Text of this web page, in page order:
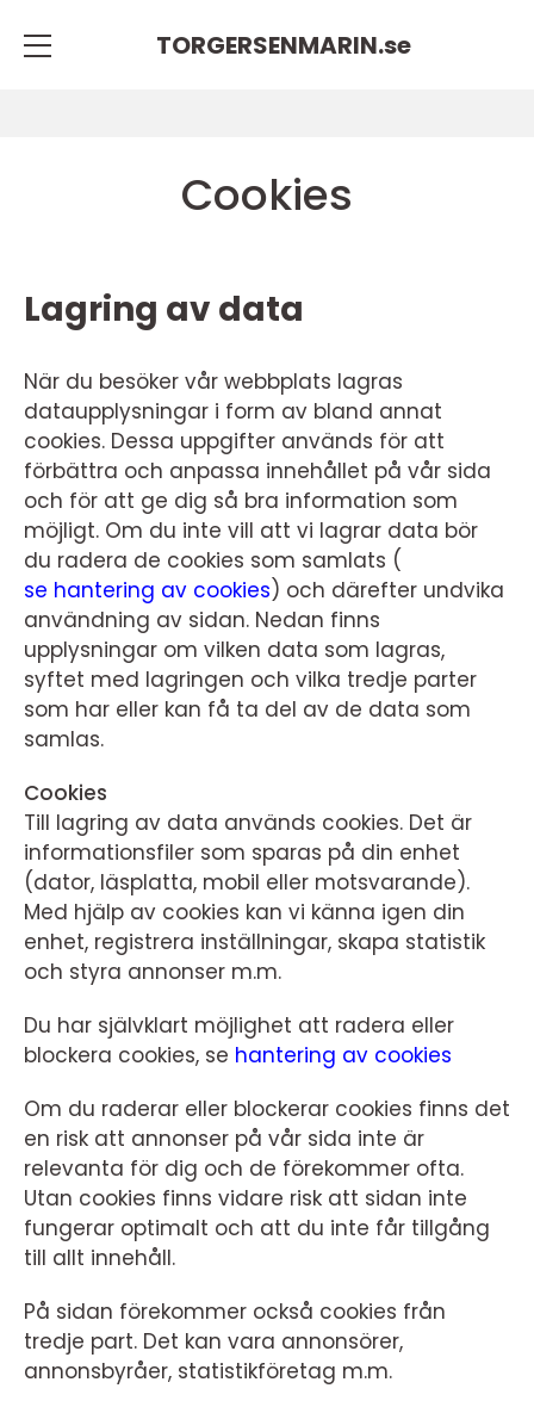
TORGERSENMARIN.se
Cookies
Lagring av data
När du besöker vår webbplats lagras
dataupplysningar i form av bland annat
cookies. Dessa uppgifter används för att
förbättra och anpassa innehållet på vår sida
och för att ge dig så bra information som
möjligt. Om du inte vill att vi lagrar data bör
du radera de cookies som samlats (
se hantering av cookies) och därefter undvika
användning av sidan. Nedan finns
upplysningar om vilken data som lagras,
syftet med lagringen och vilka tredje parter
som har eller kan få ta del av de data som
samlas.
Cookies
Till lagring av data används cookies. Det är
informationsfiler som sparas på din enhet
(dator, läsplatta, mobil eller motsvarande).
Med hjälp av cookies kan vi känna igen din
enhet, registrera inställningar, skapa statistik
och styra annonser m.m.
Du har självklart möjlighet att radera eller
blockera cookies, se hantering av cookies
Om du raderar eller blockerar cookies finns det
en risk att annonser på vår sida inte är
relevanta för dig och de förekommer ofta.
Utan cookies finns vidare risk att sidan inte
fungerar optimalt och att du inte får tillgång
till allt innehåll.
På sidan förekommer också cookies från
tredje part. Det kan vara annonsörer,
annonsbyråer, statistikföretag m.m.